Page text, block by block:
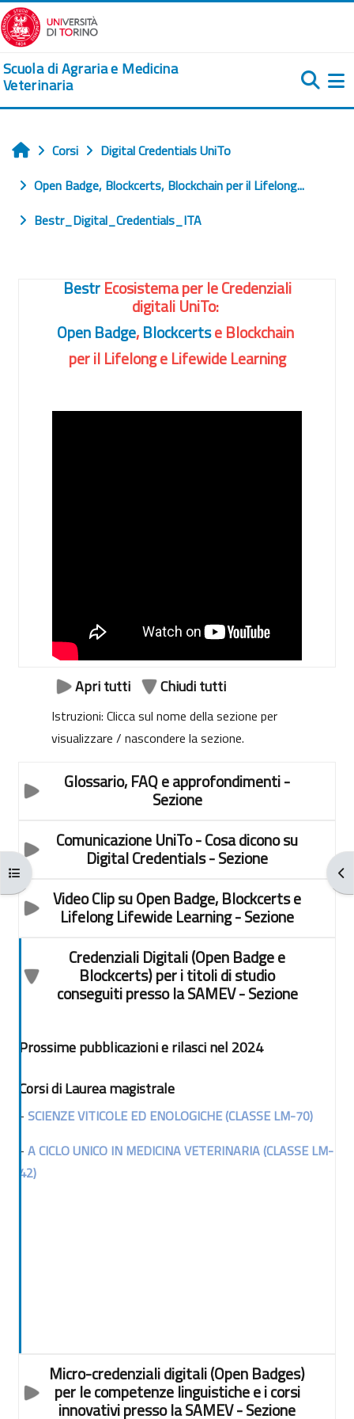
Vai al contenuto principale
Scuola di Agraria e Medicina
Veterinaria
Apri indice del corso
Home
Corsi
Digital Credentials UniTo
Open Badge, Blockcerts, Blockchain per il Lifelong...
Bestr_Digital_Credentials_ITA
Corso: Bestr Ecosistema per
Generale
BestrEcosistema per le Credenziali
digitali UniTo:
Open Badge, Blockcertse Blockchain
per il Lifelong e Lifewide Learning
Apri tutti Chiudi tutti
Istruzioni: Clicca sul nome della sezione per
visualizzare / nascondere la sezione.
Glossario, FAQ e approfondimenti-
Sezione
Comunicazione UniTo - Cosa dicono su
Digital Credentials- Sezione
Video Clip su Open Badge, Blockcerts e
Lifelong Lifewide Learning- Sezione
Credenziali Digitali (Open Badge e
Blockcerts) per i titoli di studio
conseguiti presso la SAMEV- Sezione
Prossime pubblicazioni e rilasci nel 2024
Corsi di Laurea magistrale
- SCIENZE VITICOLE ED ENOLOGICHE (CLASSE LM-70)
- A CICLO UNICO IN MEDICINA VETERINARIA (CLASSE LM-
42)
Micro-credenziali digitali (Open Badges)
per le competenze linguistiche e i corsi
innovativi presso la SAMEV- Sezione